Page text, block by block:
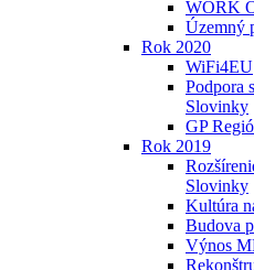
WORK
Územný
Rok 2020
WiFi4EU
Podpora
Slovinky
GP
Rok 2019
Slovinky
Kultúra
Budova
Výnos